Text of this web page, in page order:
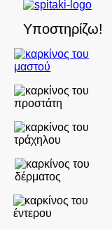
Υποστηρίζω!